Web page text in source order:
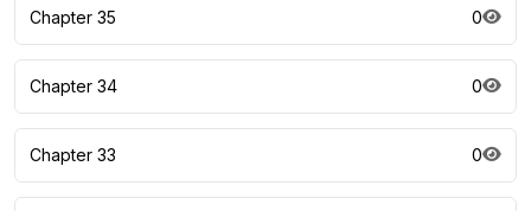
Chapter 35 0
Chapter 34 0
Chapter 33 0